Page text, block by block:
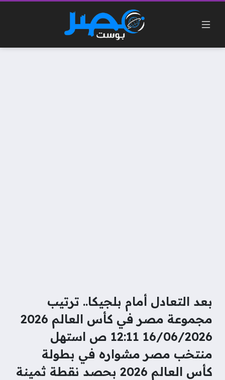
بعد التعادل أمام بلجيكا.. ترتيب
مجموعة مصر في كأس العالم 2026
16/06/2026 12:11 ص استهل
منتخب مصر مشواره في بطولة
كأس العالم 2026 بحصد نقطة ثمينة